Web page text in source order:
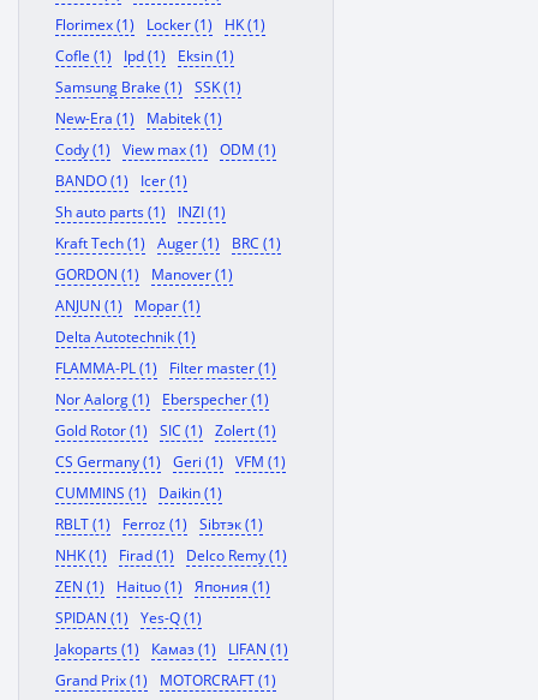
Florimex (1)
Locker (1)
HK (1)
Cofle (1)
Ipd (1)
Eksin (1)
Samsung Brake (1)
SSK (1)
New-Era (1)
Mabitek (1)
Cody (1)
View max (1)
ODM (1)
BANDO (1)
Icer (1)
Sh auto parts (1)
INZI (1)
Kraft Tech (1)
Auger (1)
BRC (1)
GORDON (1)
Manover (1)
ANJUN (1)
Mopar (1)
Delta Autotechnik (1)
FLAMMA-PL (1)
Filter master (1)
Nor Aalorg (1)
Eberspecher (1)
Gold Rotor (1)
SIC (1)
Zolert (1)
CS Germany (1)
Geri (1)
VFM (1)
CUMMINS (1)
Daikin (1)
RBLT (1)
Ferroz (1)
Sibтэк (1)
NHK (1)
Firad (1)
Delco Remy (1)
ZEN (1)
Haituo (1)
Япония (1)
SPIDAN (1)
Yes-Q (1)
Jakoparts (1)
Камаз (1)
LIFAN (1)
Grand Prix (1)
MOTORCRAFT (1)